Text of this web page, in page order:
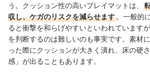
う。クッション性の高いプレイマットは、
収し、ケガのリスクを減らせます 。一般的
ると衝撃を和らげやすいといわれています
を判断するのは難しいのも事実です。素材
った際にクッションが大きく潰れ、床の硬
感」が出ることもあります。